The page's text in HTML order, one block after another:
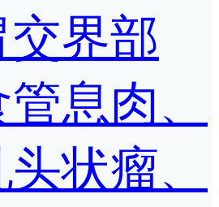
界部
息肉、
状瘤、